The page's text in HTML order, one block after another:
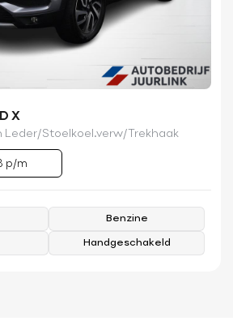
X
Leder/Stoelkoel.verw/Trekhaak
p/m
Benzine
Handgeschakeld